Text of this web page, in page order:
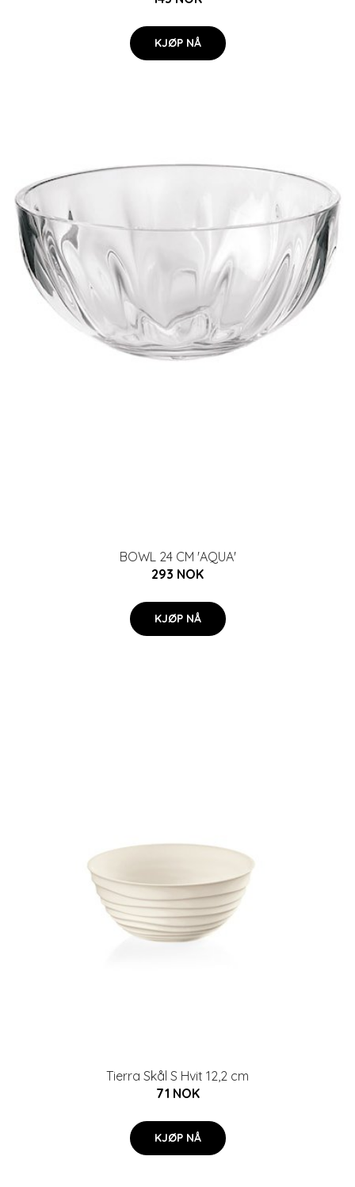
KJØP NÅ
BOWL 24 CM 'AQUA'
293 NOK
KJØP NÅ
Tierra Skål S Hvit 12,2 cm
71 NOK
KJØP NÅ